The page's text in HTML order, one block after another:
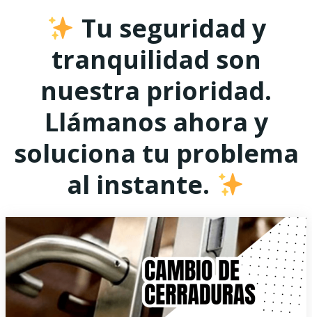
Tu seguridad y
tranquilidad son
nuestra prioridad.
Llámanos ahora y
soluciona tu problema
al instante.